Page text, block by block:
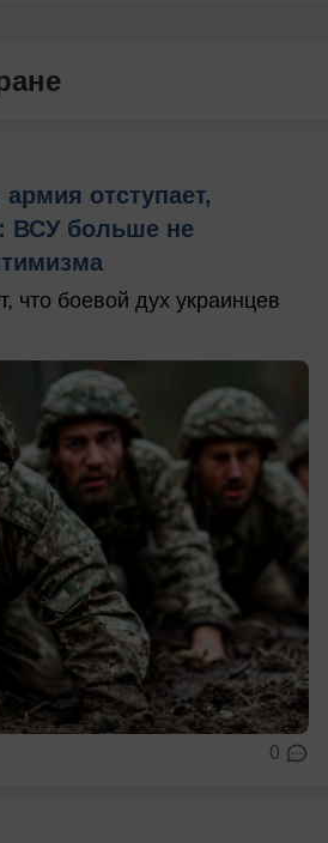
отступает,
ВСУ больше не
что боевой дух украинцев
0